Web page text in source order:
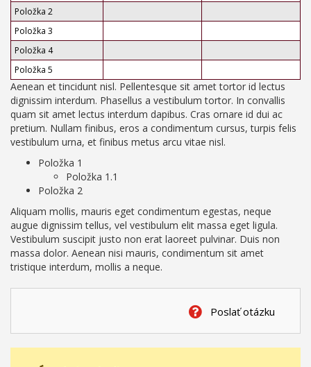
Položka 2
Položka 3
Položka 4
Položka 5
Aenean et tincidunt nisl. Pellentesque sit amet tortor id lectus
dignissim interdum. Phasellus a vestibulum tortor. In convallis
quam sit amet lectus interdum dapibus. Cras ornare id dui ac
pretium. Nullam finibus, eros a condimentum cursus, turpis felis
vestibulum urna, et finibus metus arcu vitae nisl.
Položka 1
Položka 1.1
Položka 2
Aliquam mollis, mauris eget condimentum egestas, neque
augue dignissim tellus, vel vestibulum elit massa eget ligula.
Vestibulum suscipit justo non erat laoreet pulvinar. Duis non
massa dolor. Aenean nisi mauris, condimentum sit amet
tristique interdum, mollis a neque.
Poslať otázku